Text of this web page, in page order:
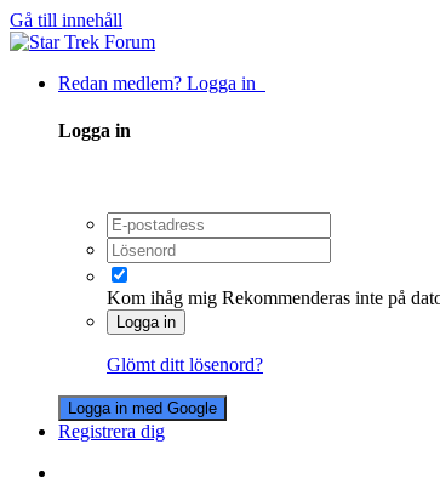
Gå till innehåll
Redan medlem? Logga in
Logga in
Kom ihåg mig Rekommenderas inte på
Logga in
Glömt ditt lösenord?
Logga in med Google
Registrera dig